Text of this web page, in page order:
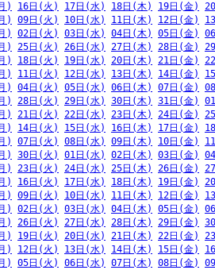
) 16日(火) 17日(水) 18日(木) 19日(金)
) 09日(火) 10日(水) 11日(木) 12日(金)
) 02日(火) 03日(水) 04日(木) 05日(金)
) 25日(火) 26日(水) 27日(木) 28日(金)
) 18日(火) 19日(水) 20日(木) 21日(金)
) 11日(火) 12日(水) 13日(木) 14日(金)
) 04日(火) 05日(水) 06日(木) 07日(金)
) 28日(火) 29日(水) 30日(木) 31日(金)
) 21日(火) 22日(水) 23日(木) 24日(金)
) 14日(火) 15日(水) 16日(木) 17日(金)
) 07日(火) 08日(水) 09日(木) 10日(金)
) 30日(火) 01日(水) 02日(木) 03日(金)
) 23日(火) 24日(水) 25日(木) 26日(金)
) 16日(火) 17日(水) 18日(木) 19日(金)
) 09日(火) 10日(水) 11日(木) 12日(金)
) 02日(火) 03日(水) 04日(木) 05日(金)
) 26日(火) 27日(水) 28日(木) 29日(金)
) 19日(火) 20日(水) 21日(木) 22日(金)
) 12日(火) 13日(水) 14日(木) 15日(金)
) 05日(火) 06日(水) 07日(木) 08日(金)